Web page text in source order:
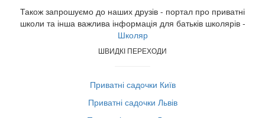
Також запрошуємо до наших друзів - портал про приватні
школи та інша важлива інформація для батьків школярів -
Школяр
ШВИДКІ ПЕРЕХОДИ
Приватні садочки Київ
Приватні садочки Львів